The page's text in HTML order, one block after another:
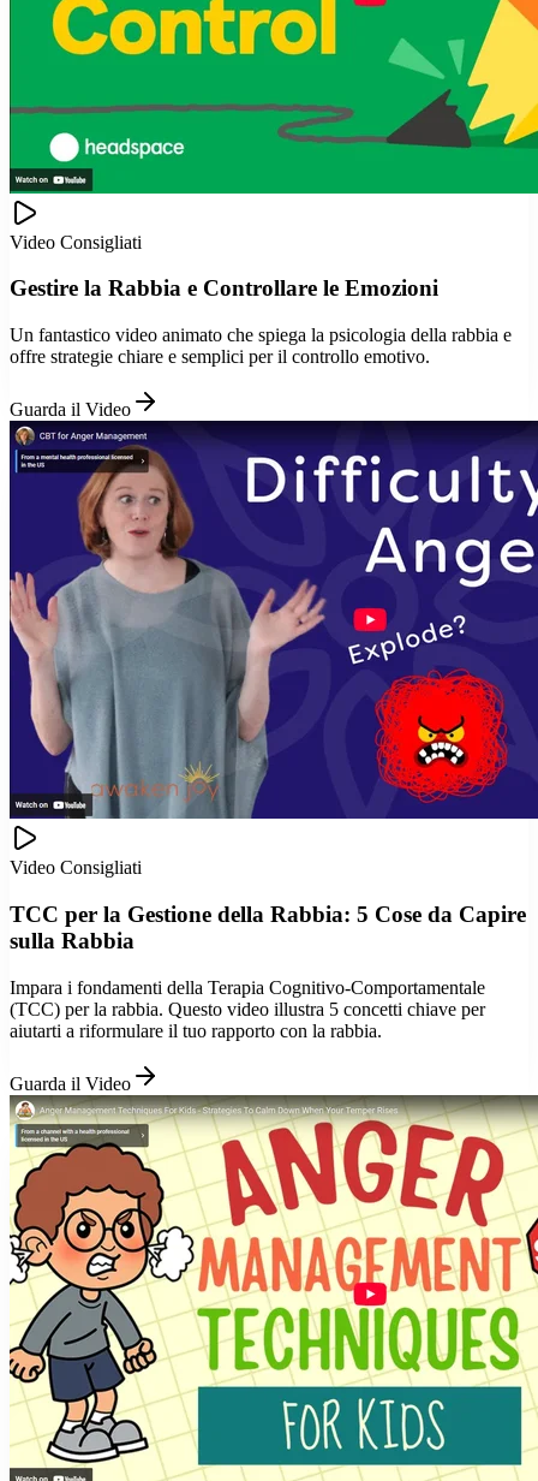
Video Consigliati
Gestire la Rabbia e Controllare le Emozioni
Un fantastico video animato che spiega la psicologia della rabbia e
offre strategie chiare e semplici per il controllo emotivo.
Guarda il Video
Video Consigliati
TCC per la Gestione della Rabbia: 5 Cose da Capire
sulla Rabbia
Impara i fondamenti della Terapia Cognitivo-Comportamentale
(TCC) per la rabbia. Questo video illustra 5 concetti chiave per
aiutarti a riformulare il tuo rapporto con la rabbia.
Guarda il Video